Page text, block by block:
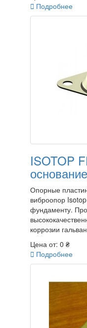
 Подробнее
ISOTOP
основание
Опорные
виброопор
фундаменту.
коррозии
Цена от: 0 ₴
 Подробнее